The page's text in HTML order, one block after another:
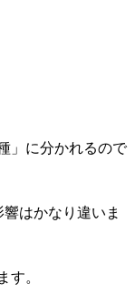
」に分かれるので
はかなり違いま
。